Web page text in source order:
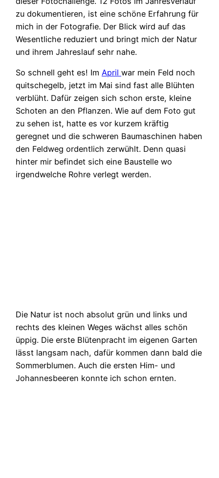
zu dokumentieren, ist eine schöne Erfahrung für
mich in der Fotografie. Der Blick wird auf das
Wesentliche reduziert und bringt mich der Natur
und ihrem Jahreslauf sehr nahe.
So schnell geht es! Im April war mein Feld noch
quitschegelb, jetzt im Mai sind fast alle Blühten
verblüht. Dafür zeigen sich schon erste, kleine
Schoten an den Pflanzen. Wie auf dem Foto gut
zu sehen ist, hatte es vor kurzem kräftig
geregnet und die schweren Baumaschinen haben
den Feldweg ordentlich zerwühlt. Denn quasi
hinter mir befindet sich eine Baustelle wo
irgendwelche Rohre verlegt werden.
Die Natur ist noch absolut grün und links und
rechts des kleinen Weges wächst alles schön
üppig. Die erste Blütenpracht im eigenen Garten
lässt langsam nach, dafür kommen dann bald die
Sommerblumen. Auch die ersten Him- und
Johannesbeeren konnte ich schon ernten.